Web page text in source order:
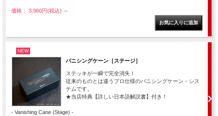
価格： 3,960円(税込) ～
NEW
バニシングケーン［ステージ］
ステッキが一瞬で完全消失！
従来のものとは違うプロ仕様のバニシングケーン・シス
テムです。
★当店特典【詳しい日本語解説書】付き！
- Vanishing Cane (Stage) -